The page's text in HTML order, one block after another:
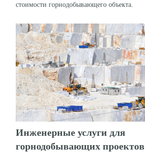
стоимости горнодобывающего объекта.
Инженерные услуги для
горнодобывающих проектов